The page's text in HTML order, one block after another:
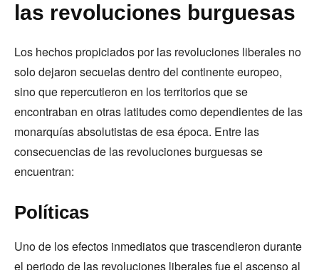
las revoluciones burguesas
Los hechos propiciados por las revoluciones liberales no
solo dejaron secuelas dentro del continente europeo,
sino que repercutieron en los territorios que se
encontraban en otras latitudes como dependientes de las
monarquías absolutistas de esa época. Entre las
consecuencias de las revoluciones burguesas se
encuentran:
Políticas
Uno de los efectos inmediatos que trascendieron durante
el periodo de las revoluciones liberales fue el ascenso al